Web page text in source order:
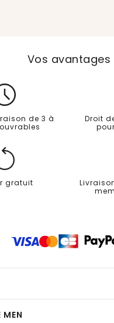
Vos avantages
de 3 à
Droit
gratuit
MEN